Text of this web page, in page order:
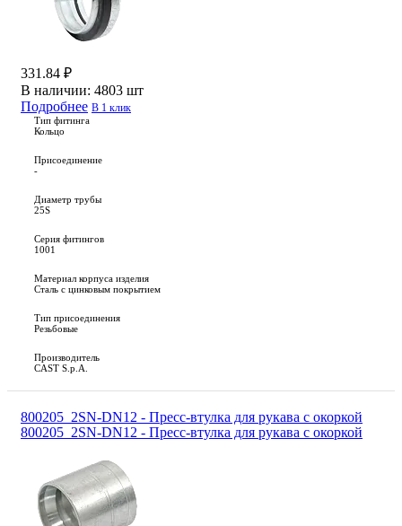
331.84 ₽
В наличии: 4803 шт
Подробнее В 1 клик
Тип фитинга
Кольцо
Присоединение
-
Диаметр трубы
25S
Серия фитингов
1001
Материал корпуса изделия
Сталь с цинковым покрытием
Тип присоединения
Резьбовые
Производитель
CAST S.p.A.
800205_2SN-DN12 - Пресс-втулка для рукава с окоркой
800205_2SN-DN12 - Пресс-втулка для рукава с окоркой